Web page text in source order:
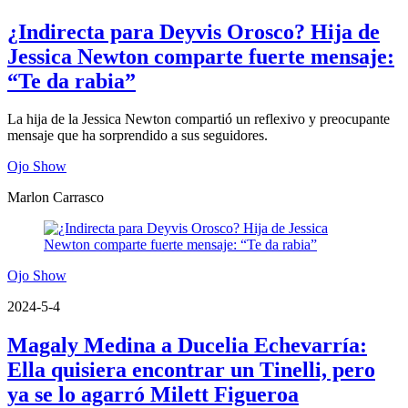
¿Indirecta para Deyvis Orosco? Hija de
Jessica Newton comparte fuerte mensaje:
“Te da rabia”
La hija de la Jessica Newton compartió un reflexivo y preocupante
mensaje que ha sorprendido a sus seguidores.
Ojo Show
Marlon Carrasco
Ojo Show
2024-5-4
Magaly Medina a Ducelia Echevarría:
Ella quisiera encontrar un Tinelli, pero
ya se lo agarró Milett Figueroa